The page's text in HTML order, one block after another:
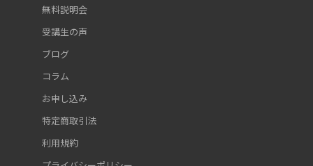
無料説明会
受講生の声
ブログ
コラム
お申し込み
特定商取引法
利用規約